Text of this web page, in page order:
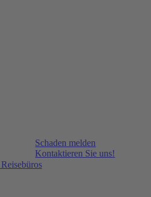
Schaden melden
Kontaktieren Sie uns!